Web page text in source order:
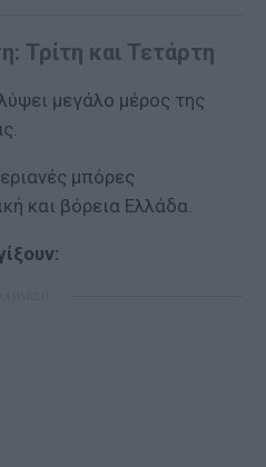
Τρίτη και Τετάρτη
μεγάλο μέρος της
μπόρες
και βόρεια Ελλάδα.